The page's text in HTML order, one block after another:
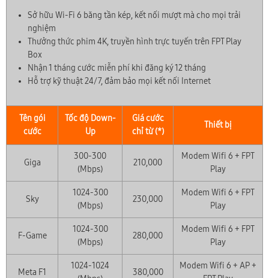
Sở hữu Wi-Fi 6 băng tần kép, kết nối mượt mà cho mọi trải
nghiệm
Thưởng thức phim 4K, truyền hình trực tuyến trên FPT Play
Box
Nhận 1 tháng cước miễn phí khi đăng ký 12 tháng
Hỗ trợ kỹ thuật 24/7, đảm bảo mọi kết nối Internet
Tên gói
cước
Tốc độ Down-
Up
Giá cước
chỉ từ (*)
Thiết bị
Giga
300-300
(Mbps)
210,000
Modem Wifi 6 + FPT
Play
Sky
1024-300
(Mbps)
230,000
Modem Wifi 6 + FPT
Play
F-Game
1024-300
(Mbps)
280,000
Modem Wifi 6 + FPT
Play
Meta F1
1024-1024
380,000
Modem Wifi 6 + AP +